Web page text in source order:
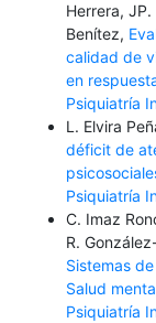
Herrera,
Benítez,
calidad de
en
Psiquiatría
L. Elvira
déficit de
Psiquiatría
C. Imaz
R.
Sistemas
Salud
Psiquiatría